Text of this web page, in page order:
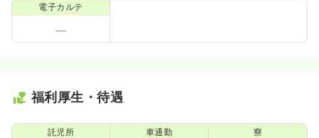
電子カルテ
福利厚生・待遇
託児所 車通勤 寮